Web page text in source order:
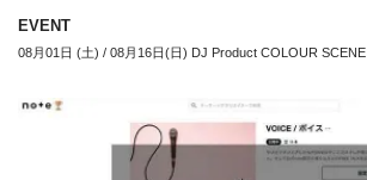
EVENT
08月01日 (土) / 08月16日(日) DJ Product COLOUR SCENE